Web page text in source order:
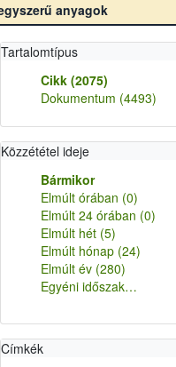
Tartalomtípus
Cikk (2075)
Dokumentum (4493)
Közzététel ideje
Bármikor
Elmúlt órában (0)
Elmúlt 24 órában (0)
Elmúlt hét (5)
Elmúlt hónap (24)
Elmúlt év (280)
Egyéni időszak…
Címkék